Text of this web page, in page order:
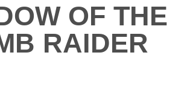
OF THE
RAIDER